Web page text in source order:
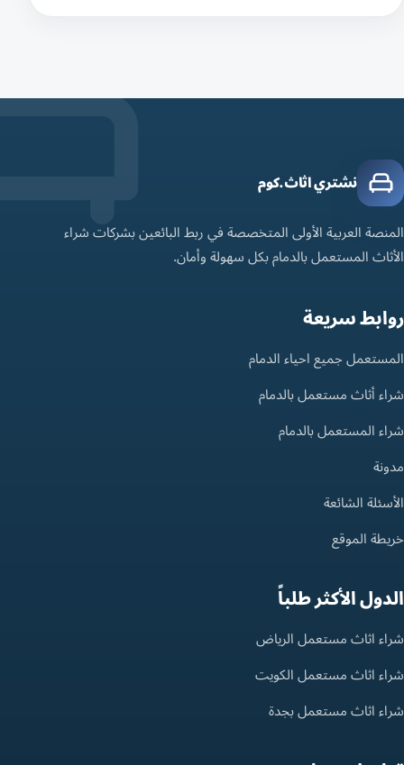
نشتري اثاث.كوم
المنصة العربية الأولى المتخصصة في ربط البائعين بشركات شراء
الأثاث المستعمل بالدمام بكل سهولة وأمان.
روابط سريعة
المستعمل جميع احياء الدمام
شراء أثاث مستعمل بالدمام
شراء المستعمل بالدمام
مدونة
الأسئلة الشائعة
خريطة الموقع
الدول الأكثر طلباً
شراء اثاث مستعمل الرياض
شراء اثاث مستعمل الكويت
شراء اثاث مستعمل بجدة